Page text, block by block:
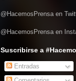
@HacemosPrensa en
@HacemosPrensa en
Suscribirse a
Entradas